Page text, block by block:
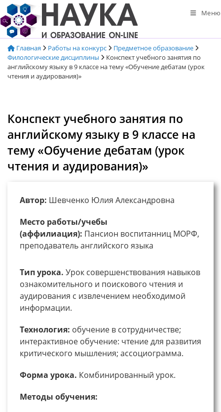
Перейти
к
содержимому
Меню
Главная Работы на конкурс
Предметное образование
Филологические дисциплины
Конспект учебного занятия по
английскому языку в 9 классе на тему «Обучение дебатам (урок
чтения и аудирования)»
Конспект учебного занятия по
английскому языку в 9 классе на
тему «Обучение дебатам (урок
чтения и аудирования)»
Автор: Шевченко Юлия Александровна
Место работы/учебы
(аффилиация): Пансион воспитанниц МОРФ,
преподаватель английского языка
Тип урока. Урок совершенствования навыков
ознакомительного и поискового чтения и
аудирования с извлечением необходимой
информации.
Технология: обучение в сотрудничестве;
интерактивное обучение: чтение для развития
критического мышления; ассоциограмма.
Форма урока. Комбинированный урок.
Методы обучения: